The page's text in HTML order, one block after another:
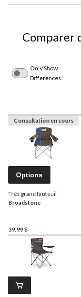
Comparer
Only Show
Differences
Consultation en cours
Options
Très grand fauteuil
Broadstone
39,99 $